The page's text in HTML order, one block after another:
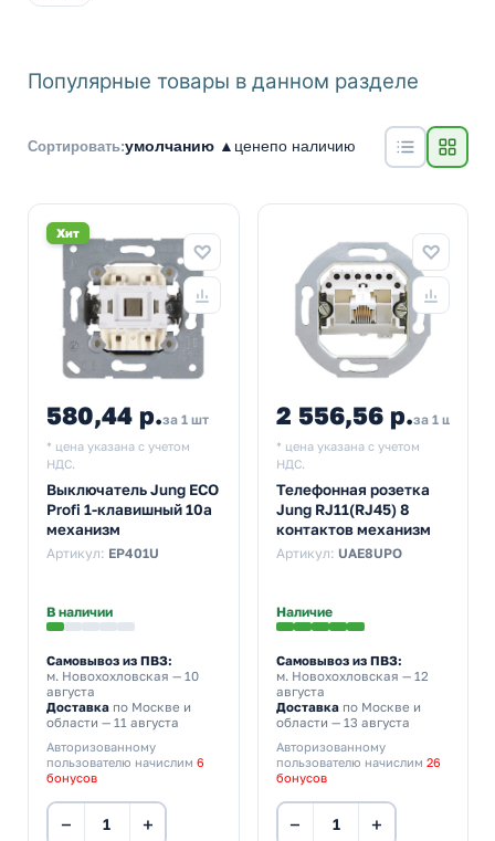
Популярные товары в данном разделе
Сортировать:умолчанию ▲ ценепо наличию
Хит
580,44 р.за 1 шт
* цена указана с учетом
НДС.
Выключатель Jung ECO
Profi 1-клавишный 10а
механизм
Артикул: EP401U
В наличии
Самовывоз из ПВЗ:
м. Новохохловская — 10
августа
Доставка по Москве и
области — 11 августа
Авторизованному
пользователю начислим 6
бонусов
− +
2 556,56 р.за 1 шт
* цена указана с учетом
НДС.
Телефонная розетка
Jung RJ11(RJ45) 8
контактов механизм
Артикул: UAE8UPO
Наличие
Самовывоз из ПВЗ:
м. Новохохловская — 12
августа
Доставкапо Москве и
области — 13 августа
Авторизованному
пользователю начислим 26
бонусов
− +